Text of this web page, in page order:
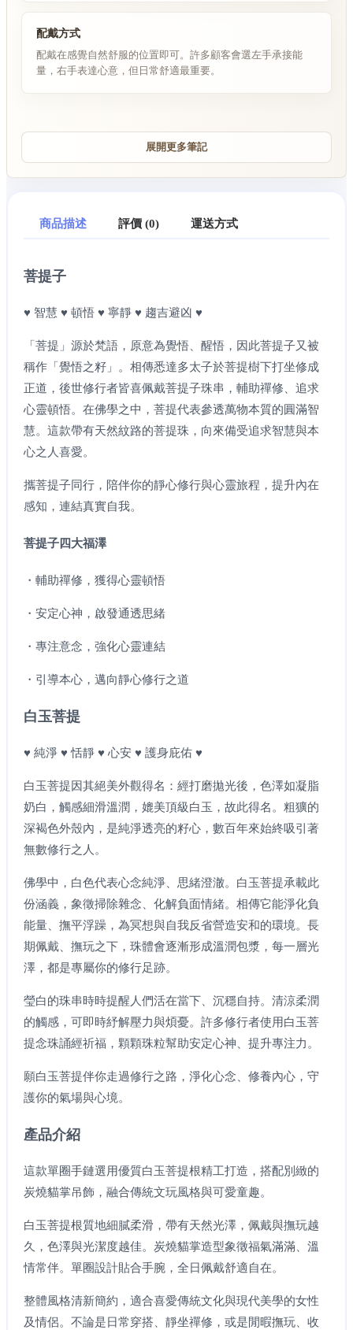
配戴方式
配戴在感覺自然舒服的位置即可。許多顧客會選左手承接能
量，右手表達心意，但日常舒適最重要。
展開更多筆記
菩提子
♥ 智慧 ♥ 頓悟 ♥ 寧靜 ♥ 趨吉避凶 ♥
「菩提」源於梵語，原意為覺悟、醒悟，因此菩提子又被
稱作「覺悟之籽」。相傳悉達多太子於菩提樹下打坐修成
正道，後世修行者皆喜佩戴菩提子珠串，輔助禪修、追求
心靈頓悟。在佛學之中，菩提代表參透萬物本質的圓滿智
慧。這款帶有天然紋路的菩提珠，向來備受追求智慧與本
心之人喜愛。
攜菩提子同行，陪伴你的靜心修行與心靈旅程，提升內在
感知，連結真實自我。
菩提子四大福澤
・輔助禪修，獲得心靈頓悟
・安定心神，啟發通透思緒
・專注意念，強化心靈連結
・引導本心，邁向靜心修行之道
白玉菩提
♥ 純淨 ♥ 恬靜 ♥ 心安 ♥ 護身庇佑 ♥
白玉菩提因其絕美外觀得名：經打磨拋光後，色澤如凝脂
奶白，觸感細滑溫潤，媲美頂級白玉，故此得名。粗獷的
深褐色外殼內，是純淨透亮的籽心，數百年來始終吸引著
無數修行之人。
佛學中，白色代表心念純淨、思緒澄澈。白玉菩提承載此
份涵義，象徵掃除雜念、化解負面情緒。相傳它能淨化負
能量、撫平浮躁，為冥想與自我反省營造安和的環境。長
期佩戴、撫玩之下，珠體會逐漸形成溫潤包漿，每一層光
澤，都是專屬你的修行足跡。
瑩白的珠串時時提醒人們活在當下、沉穩自持。清涼柔潤
的觸感，可即時紓解壓力與煩憂。許多修行者使用白玉菩
提念珠誦經祈福，顆顆珠粒幫助安定心神、提升專注力。
願白玉菩提伴你走過修行之路，淨化心念、修養內心，守
護你的氣場與心境。
產品介紹
這款單圈手鏈選用優質白玉菩提根精工打造，搭配別緻的
炭燒貓掌吊飾，融合傳統文玩風格與可愛童趣。
白玉菩提根質地細膩柔滑，帶有天然光澤，佩戴與撫玩越
久，色澤與光潔度越佳。炭燒貓掌造型象徵福氣滿滿、溫
情常伴。單圈設計貼合手腕，全日佩戴舒適自在。
整體風格清新簡約，適合喜愛傳統文化與現代美學的女性
及情侶。不論是日常穿搭、靜坐禪修，或是閒暇撫玩、收
商品描述 評價 (0) 運送方式